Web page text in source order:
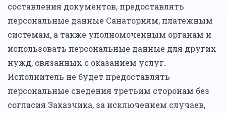
составления документов, предоставлять
персональные данные Санаториям, платежным
системам, а также уполномоченным органам и
использовать персональные данные для других
нужд, связанных с оказанием услуг.
Исполнитель не будет предоставлять
персональные сведения третьим сторонам без
согласия Заказчика, за исключением случаев,